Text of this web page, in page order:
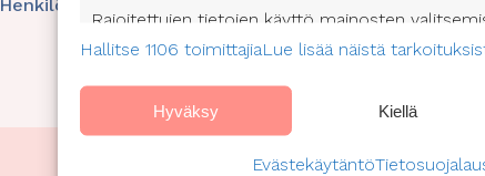
Rajoitettujen tietojen käyttö mainosten
mainosprofiilin muodostaminen, Profiilien käyttö
Profiilien käyttö personoidun sisällön
kehittäminen ja parantaminen, Rajoitettujen
Hallitse 1106 toimittajiaLue lisää näistä
Hyväksy Kiellä
Evästekäytäntö
Henkilökohtainen avustaja Kymenlaakson